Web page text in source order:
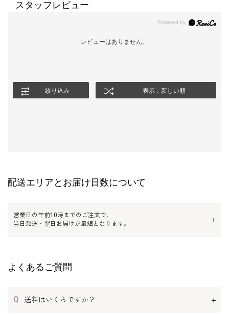
スタッフレビュー
レビューはありません。
絞り込み 表示：新しい順
配送エリアとお届け日数について
営業日の午前10時までのご注文で、
当日発送・翌日お届けが最短となります。
よくあるご質問
Q 送料はいくらですか？